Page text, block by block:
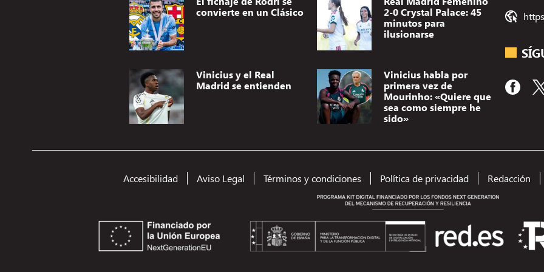
Utilizamos
(no)
como el
convierte en un Clásico
2-0 Crystal Palace: 45
minutos para
ilusionarse
Vinicius y el Real
Madrid se entienden
Vinicius habla por
primera vez de
Mourinho: «Quiere que
sea como siempre he
sido»
Accesibilidad Aviso Legal Términos y condiciones Política de privacidad Redacción